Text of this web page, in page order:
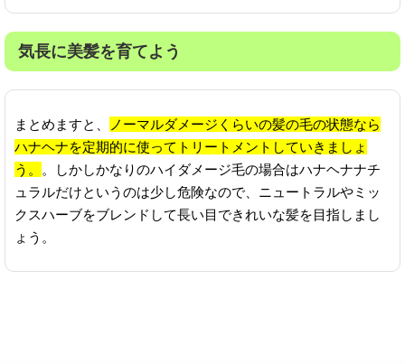
気長に美髪を育てよう
まとめますと、
ノーマルダメージくらいの髪の毛の状態なら
ハナヘナを定期的に使ってトリートメントしていきましょ
う。 。しかしかなりのハイダメージ毛の場合はハナヘナナチ
ュラルだけというのは少し危険なので、ニュートラルやミッ
クスハーブをブレンドして長い目できれいな髪を目指しまし
ょう。